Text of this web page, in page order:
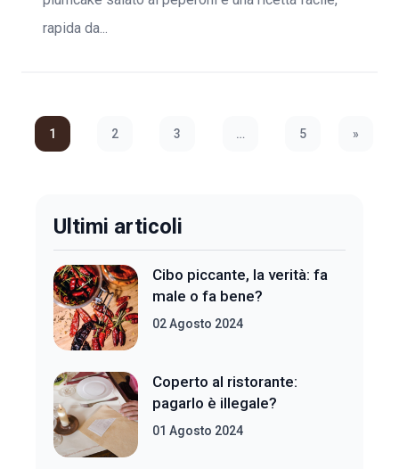
rapida da...
1 2 3 … 5
Next
»
Ultimi articoli
Cibo piccante, la verità: fa
male o fa bene?
02 Agosto 2024
Coperto al ristorante:
pagarlo è illegale?
01 Agosto 2024